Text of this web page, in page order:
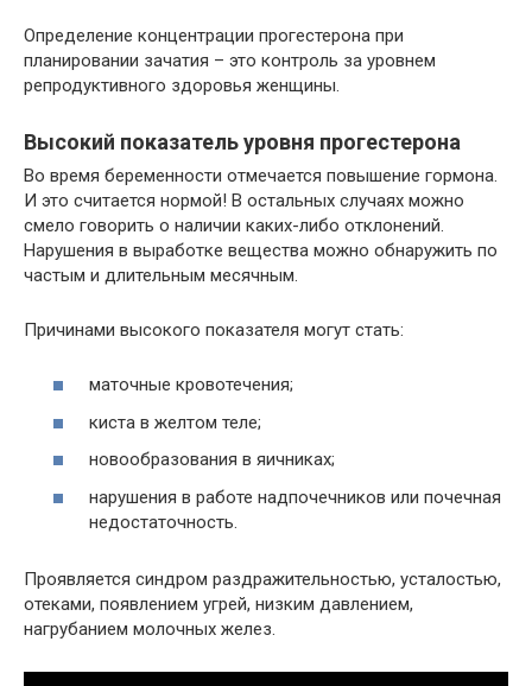
Определение концентрации прогестерона при
планировании зачатия – это контроль за уровнем
репродуктивного здоровья женщины.
Высокий показатель уровня прогестерона
Во время беременности отмечается повышение гормона.
И это считается нормой! В остальных случаях можно
смело говорить о наличии каких-либо отклонений.
Нарушения в выработке вещества можно обнаружить по
частым и длительным месячным.
Причинами высокого показателя могут стать:
маточные кровотечения;
киста в желтом теле;
новообразования в яичниках;
нарушения в работе надпочечников или почечная
недостаточность.
Проявляется синдром раздражительностью, усталостью,
отеками, появлением угрей, низким давлением,
нагрубанием молочных желез.